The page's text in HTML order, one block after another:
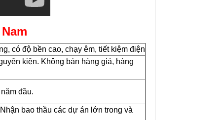
có độ bền cao, chạy êm, tiết kiệm điện
kiện. Không bán hàng giả, hàng
đầu.
bao thầu các dự án lớn trong và